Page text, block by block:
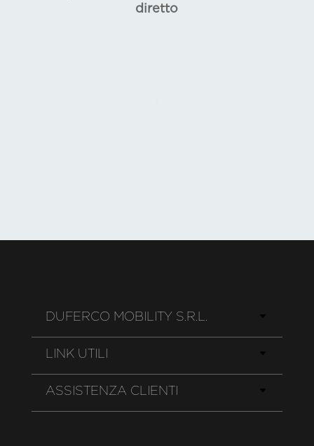
diretto
DUFERCO MOBILITY S.R.L.
LINK UTILI
ASSISTENZA CLIENTI